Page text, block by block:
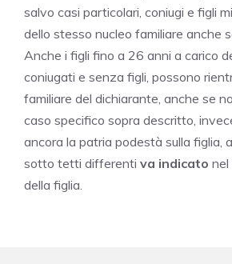
salvo casi particolari, coniugi e figli
dello stesso nucleo familiare anche
Anche i figli fino a 26 anni a carico
coniugati e senza figli, possono
familiare del dichiarante, anche se
caso specifico sopra descritto,
ancora la patria podestà sulla figlia,
sotto tetti differenti va indicato nel
della figlia.